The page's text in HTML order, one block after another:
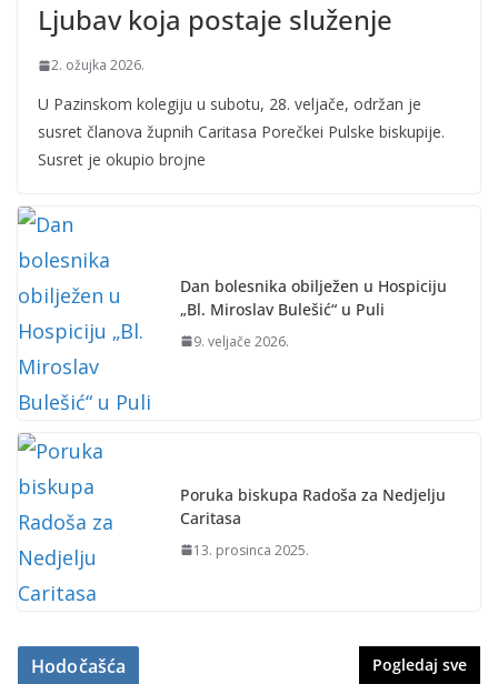
Ljubav koja postaje služenje
2. ožujka 2026.
U Pazinskom kolegiju u subotu, 28. veljače, održan je
susret članova župnih Caritasa Porečkei Pulske biskupije.
Susret je okupio brojne
Dan bolesnika obilježen u Hospiciju
„Bl. Miroslav Bulešić“ u Puli
9. veljače 2026.
Poruka biskupa Radoša za Nedjelju
Caritasa
13. prosinca 2025.
Hodočašća Pogledaj sve